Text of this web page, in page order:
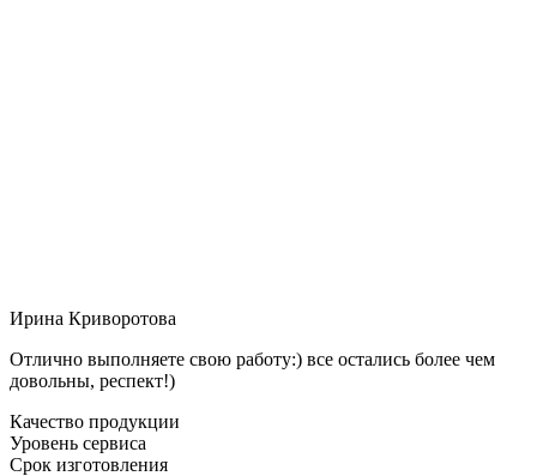
Ирина Криворотова
Отлично выполняете свою работу:) все остались более чем
довольны, респект!)
Качество продукции
Уровень сервиса
Срок изготовления